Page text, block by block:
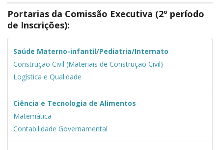
Portarias da Comissão Executiva (2º período
de Inscrições):
Saúde Materno-infantil/Pediatria/Internato
Construção Civil (Materiais de Construção Civil)
Logística e Qualidade
Ciência e Tecnologia de Alimentos
Matemática
Contabilidade Governamental